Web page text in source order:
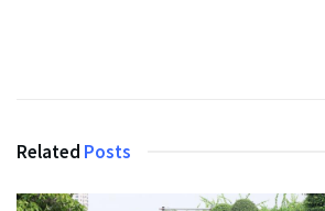
Related Posts